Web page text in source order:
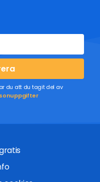
du att du tagit del av